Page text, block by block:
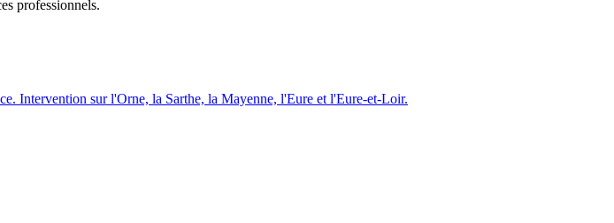
professionnels.
Intervention sur l'Orne, la Sarthe, la Mayenne, l'Eure et l'Eure-et-Loir.